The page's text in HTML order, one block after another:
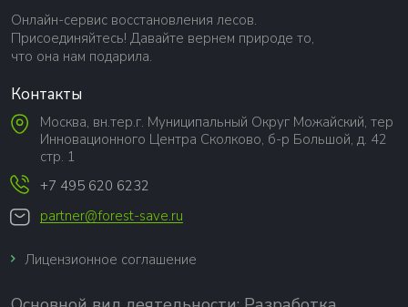
Онлайн-сервис восстановления лесов.
Присоединяйтесь! Давайте вернем природе то,
что она нам подарила.
Контакты
Москва, вн.тер.г. Муниципальный Округ Можайский, тер
Инновационного Центра Сколково, б-р Большой, д. 42
стр. 1
+7 495 620 6232
partner@forest-save.ru
Лицензионное соглашение